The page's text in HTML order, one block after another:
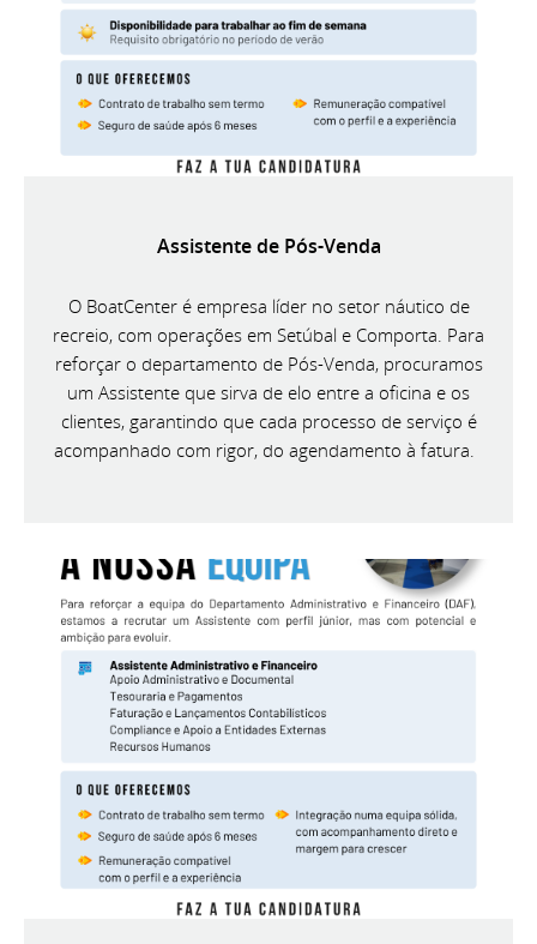
Assistente de Pós-Venda
O BoatCenter é empresa líder no setor náutico de
recreio, com operações em Setúbal e Comporta. Para
reforçar o departamento de Pós-Venda, procuramos
um Assistente que sirva de elo entre a oficina e os
clientes, garantindo que cada processo de serviço é
acompanhado com rigor, do agendamento à fatura.